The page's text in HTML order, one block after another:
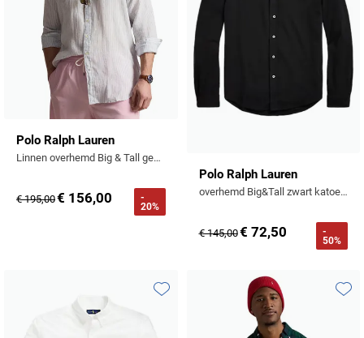
Polo Ralph Lauren
Linnen overhemd Big & Tall gestreept lichtblauw
€ 195,00€ 156,00
-
20%
Polo Ralph Lauren
overhemd Big&Tall zwart katoen normale fit
€ 145,00€ 72,50
-
50%
Toevoegen aan favorieten